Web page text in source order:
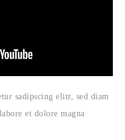
sadipscing elitr, sed diam
et dolore magna